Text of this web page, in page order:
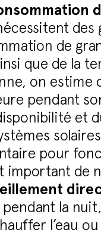
de
que de la
on
pendant
et
pour
important de
la
l’eau ou